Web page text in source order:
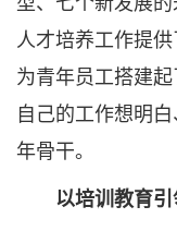
人才培养工作提
为青年员工搭建
自己的工作想明
年骨干。
以培训教育引